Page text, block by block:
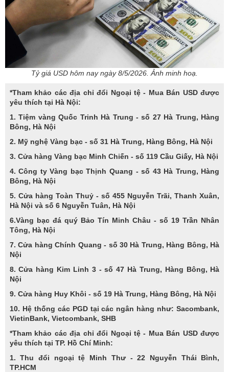
Tỷ giá USD hôm nay ngày 8/5/2026. Ảnh minh hoạ.
*Tham khảo các địa chỉ đổi Ngoại tệ - Mua Bán USD được
yêu thích tại Hà Nội:
1. Tiệm vàng Quốc Trinh Hà Trung - số 27 Hà Trung, Hàng
Bông, Hà Nội
2. Mỹ nghệ Vàng bạc - số 31 Hà Trung, Hàng Bông, Hà Nội
3. Cửa hàng Vàng bạc Minh Chiến - số 119 Cầu Giấy, Hà Nội
4. Công ty Vàng bạc Thịnh Quang - số 43 Hà Trung, Hàng
Bông, Hà Nội
5. Cửa hàng Toàn Thuỷ - số 455 Nguyễn Trãi, Thanh Xuân,
Hà Nội và số 6 Nguyễn Tuân, Hà Nội
6.Vàng bạc đá quý Bảo Tín Minh Châu - số 19 Trần Nhân
Tông, Hà Nội
7. Cửa hàng Chính Quang - số 30 Hà Trung, Hàng Bông, Hà
Nội
8. Cửa hàng Kim Linh 3 - số 47 Hà Trung, Hàng Bông, Hà
Nội
9. Cửa hàng Huy Khôi - số 19 Hà Trung, Hàng Bông, Hà Nội
10. Hệ thống các PGD tại các ngân hàng như: Sacombank,
VietinBank, Vietcombank, SHB
*Tham khảo các địa chỉ đổi Ngoại tệ - Mua Bán USD được
yêu thích tại TP. Hồ Chí Minh:
1. Thu đổi ngoại tệ Minh Thư - 22 Nguyễn Thái Bình,
TP.HCM